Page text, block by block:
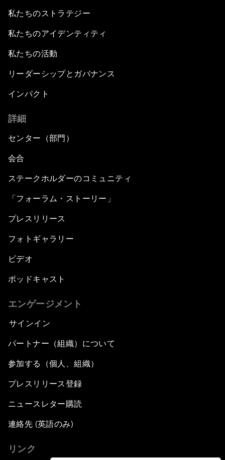
私たちのストラテジー
私たちのアイデンティティ
私たちの活動
リーダーシップとガバナンス
インパクト
詳細
センター（部門）
会合
ステークホルダーのコミュニティ
「フォーラム・ストーリー」
プレスリリース
フォトギャラリー
ビデオ
ポッドキャスト
エンゲージメント
サインイン
パートナー（組織）について
参加する（個人、組織）
プレスリリース登録
ニュースレター購読
連絡先 (英語のみ)
リンク